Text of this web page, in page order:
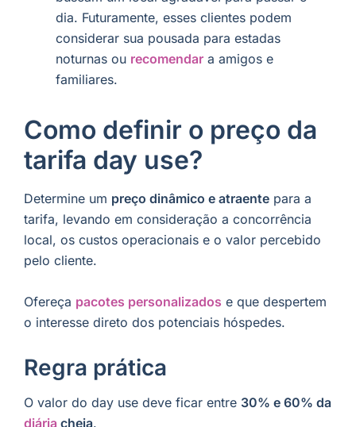
dia. Futuramente, esses clientes podem
considerar sua pousada para estadas
noturnas ou recomendar a amigos e
familiares.
Como definir o preço da
tarifa day use?
Determine um preço dinâmico e atraente para a
tarifa, levando em consideração a concorrência
local, os custos operacionais e o valor percebido
pelo cliente.
Ofereça pacotes personalizados e que despertem
o interesse direto dos potenciais hóspedes.
Regra prática
O valor do day use deve ficar entre 30% e 60% da
diária cheia.